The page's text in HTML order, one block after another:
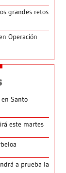
grandes retos
Operación
en Santo
este martes
a prueba la